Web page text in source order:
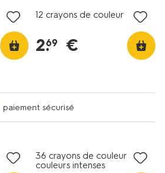
12 crayons de couleur
2.
69 €
paiement sécurisé
36 crayons de couleur aux
couleurs intenses